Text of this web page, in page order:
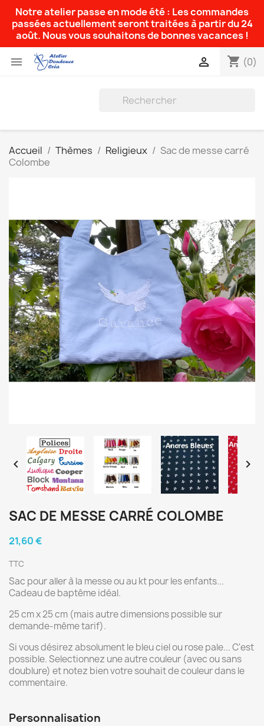
Notre atelier passe en mode été : Les commandes
passées actuellement seront traitées à partir du 24
août. Nous vous souhaitons de bonnes vacances !
 shopping_cart (0)

Accueil Thèmes Religieux
Sac de messe carré
Colombe
 
SAC DE MESSE CARRÉ COLOMBE
21,60 €
TTC
Sac pour aller à la messe ou au kt pour les enfants...
Cadeau de baptême idéal.
25 cm x 25 cm (mais autre dimensions possible sur
demande-même tarif).
Si vous désirez absolument le bleu ciel ou rose pale... C'est
possible. Selectionnez une autre couleur (avec ou sans
doublure) et notez bien votre souhait de couleur dans le
commentaire.
Personnalisation